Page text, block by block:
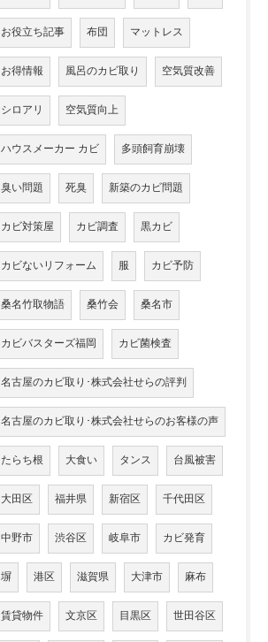
お役立ち記事 布団 マットレス
お得情報 風呂のカビ取り 空気質改善
シロアリ 空気質向上
ハウスメーカー カビ 多頭飼育崩壊
臭い問題 死臭 新築のカビ問題
カビ対策屋 カビ調査 黒カビ
カビないリフォーム 服 カビ予防
桑名竹取物語 桑竹会 桑名市
カビバスターズ福岡 カビ菌検査
名古屋のカビ取り･株式会社せらの評判
名古屋のカビ取り･株式会社せらのお客様の声
たらち根 大食い タンス 台風被害
大田区 福井県 新宿区 千代田区
中野市 渋谷区 岐阜市 カビ発育
塀 港区 滋賀県 大津市 麻布
賃貸物件 文京区 目黒区 世田谷区